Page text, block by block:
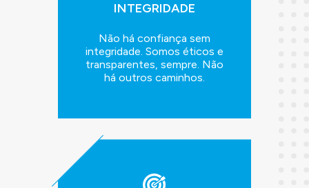
INTEGRIDADE
Não há confiança sem
integridade. Somos éticos e
transparentes, sempre. Não
há outros caminhos.